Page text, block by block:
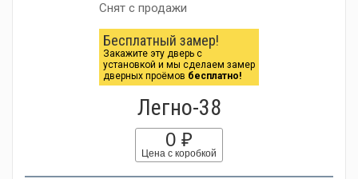
Снят с продажи
Бесплатный замер!
Закажите эту дверь с
установкой и мы сделаем замер
дверных проёмов бесплатно!
Легно-38
0 ₽
Цена с коробкой